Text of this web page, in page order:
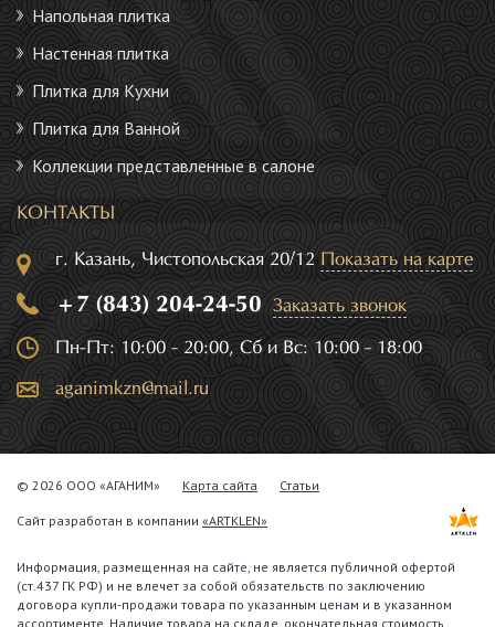
Напольная плитка
Настенная плитка
Плитка для Кухни
Плитка для Ванной
Коллекции представленные в салоне
КОНТАКТЫ
г. Казань, Чистопольская 20/12 Показать на карте
+7 (843) 204-24-50 Заказать звонок
Пн-Пт: 10:00 - 20:00, Сб и Вс: 10:00 - 18:00
aganimkzn@mail.ru
© 2026 ООО «АГАНИМ» Карта сайта Статьи
Сайт разработан в компании «ARTKLEN»
Информация, размещенная на сайте, не является публичной офертой
(ст.437 ГК РФ) и не влечет за собой обязательств по заключению
договора купли-продажи товара по указанным ценам и в указанном
ассортименте. Наличие товара на складе, окончательная стоимость